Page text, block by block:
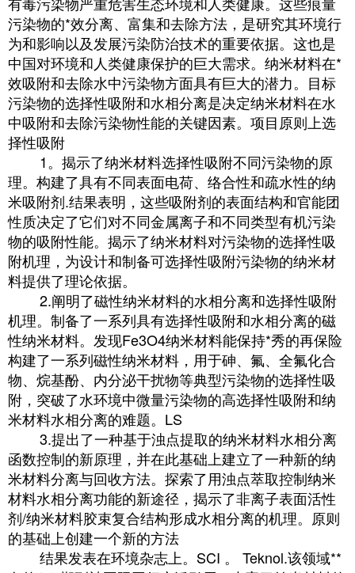
污染物的*效分离、富集和去除方法，是研究其环境行
为和影响以及发展污染防治技术的重要依据。这也是
中国对环境和人类健康保护的巨大需求。纳米材料在*
效吸附和去除水中污染物方面具有巨大的潜力。目标
污染物的选择性吸附和水相分离是决定纳米材料在水
中吸附和去除污染物性能的关键因素。项目原则上选
择性吸附
1。揭示了纳米材料选择性吸附不同污染物的原
理。构建了具有不同表面电荷、络合性和疏水性的纳
米吸附剂.结果表明，这些吸附剂的表面结构和官能团
性质决定了它们对不同金属离子和不同类型有机污染
物的吸附性能。揭示了纳米材料对污染物的选择性吸
附机理，为设计和制备可选择性吸附污染物的纳米材
料提供了理论依据。
2.阐明了磁性纳米材料的水相分离和选择性吸附
机理。制备了一系列具有选择性吸附和水相分离的磁
性纳米材料。发现Fe3O4纳米材料能保持*秀的再保险
构建了一系列磁性纳米材料，用于砷、氟、全氟化合
物、烷基酚、内分泌干扰物等典型污染物的选择性吸
附，突破了水环境中微量污染物的高选择性吸附和纳
米材料水相分离的难题。LS
3.提出了一种基于浊点提取的纳米材料水相分离
函数控制的新原理，并在此基础上建立了一种新的纳
米材料分离与回收方法。探索了用浊点萃取控制纳米
材料水相分离功能的新途径，揭示了非离子表面活性
剂/纳米材料胶束复合结构形成水相分离的机理。原则
的基础上创建一个新的方法
结果发表在环境杂志上。SCI 。 Teknol.该领域**